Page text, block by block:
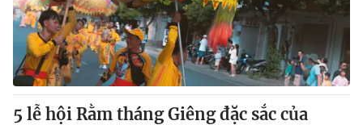
VTV Sức khoẻ Bất động sản
Thị trường 24h Tấm lòng Việt
VTV4 Vươn mình bằng AI
5 lễ hội Rằm tháng Giêng đặc sắc của